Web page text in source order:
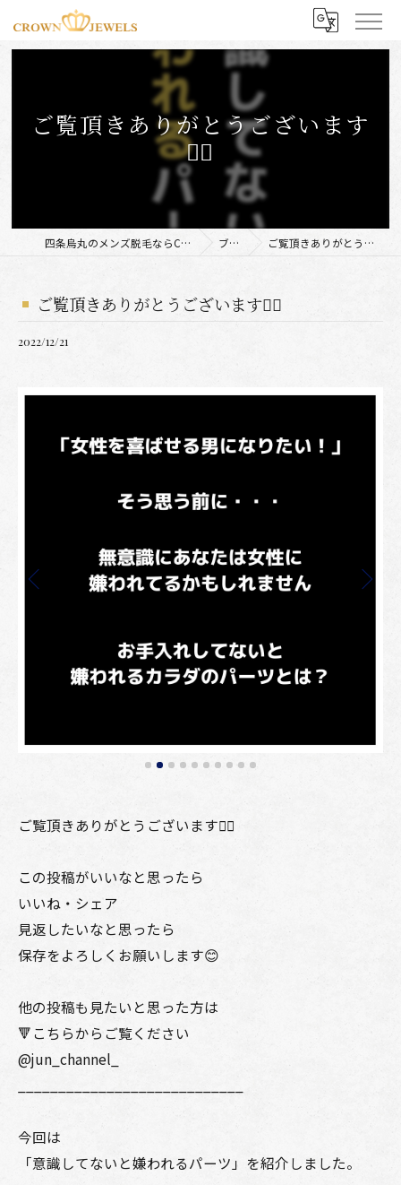
ご覧頂きありがとうございます
🙇‍♂️
四条烏丸のメンズ脱毛ならCROWN JEWELS ブログ ご覧頂きありがとうございます🙇‍♂️
ご覧頂きありがとうございます🙇‍♂️
2022/12/21
ご覧頂きありがとうございます🙇‍♂️
この投稿がいいなと思ったら
いいね・シェア
見返したいなと思ったら
保存をよろしくお願いします😊
他の投稿も見たいと思った方は
🔻こちらからご覧ください
@jun_channel_
今回は
「意識してないと嫌われるパーツ」を紹介しました。